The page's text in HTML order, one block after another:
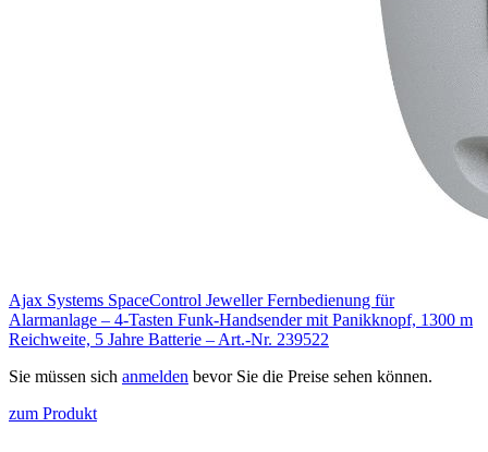
Ajax Systems SpaceControl Jeweller Fernbedienung für
Alarmanlage – 4-Tasten Funk-Handsender mit Panikknopf, 1300 m
Reichweite, 5 Jahre Batterie – Art.-Nr. 239522
Sie müssen sich anmelden bevor Sie die Preise sehen können.
zum Produkt